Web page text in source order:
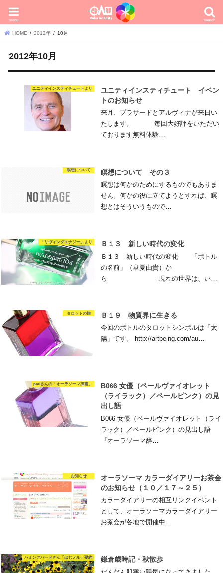
search
menu
HOME 2012年 10月
2012年10月
ユニティインスティチュートより
ユニティインスティチュート イベン
トのお知らせ
来月、プラサードとアルヴィナが来日い
たします。 毎回大好評をいただい
ております無料体験…
瞑想について 瞑想について その３
瞑想は何かのためにするものでもありま
せん。何かの役に立てようとすれば、瞑
想とはそういうもので…
「リヴィングエナジー」より Ｂ１３ 新しい時代の変化
Ｂ１３ 新しい時代の変化 「ボトル
の名前」（皐夏由貴）か
ら 現れの世界は、い…
タロットの旅 Ｂ１９ 物質界に生きる
今回のボトルのタロットシンボルは「太
陽」です。 http://artbeing.com/au…
pariさんの「オーラソーマ辞書」
B066 女優（ペールヴァイオレット
（ライラック）／ペールピンク）の見
出し語
B066 女優（ペールヴァイオレット（ライ
ラック）／ペールピンク）の見出し語
『オーラソーマ辞…
お知らせ
オーラソーマ カラーダイアリーお茶会
のお知らせ（１０／１７～２５）
カラーダイアリーの相互リンクイベント
として、オーラソーマカラーダイアリー
お茶会が各地で開催中…
ハミングバードさん「はじメル」要約 鎌倉歳時記・秋散歩